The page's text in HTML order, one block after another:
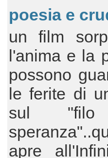
poesia e
un film
l'anima e la
possono
le ferite di
sul "filo
apre